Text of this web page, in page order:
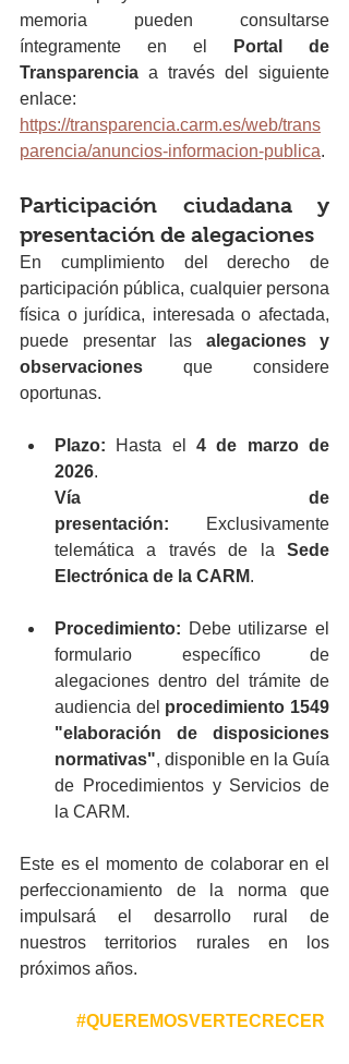
memoria pueden consultarse
íntegramente en el
Portal de
Transparencia a través del siguiente
https://transparencia.carm.es/web/trans
parencia/anuncios-informacion-publica.
Participación ciudadana y
presentación de alegaciones
En cumplimiento del derecho de
participación pública, cualquier persona
física o jurídica, interesada o afectada,
puede presentar las alegaciones y
observaciones que considere
oportunas.
Plazo: Hasta el 4 de marzo de
2026.
Vía de
presentación: Exclusivamente
telemática a través de la Sede
Electrónica de la CARM.
Procedimiento: Debe utilizarse el
formulario específico de
alegaciones dentro del trámite de
audiencia del procedimiento 1549
"elaboración de disposiciones
normativas", disponible en la Guía
de Procedimientos y Servicios de
la CARM.
Este es el momento de colaborar en el
perfeccionamiento de la norma que
impulsará el desarrollo rural de
nuestros territorios rurales en los
próximos años.
#QUEREMOSVERTECRECER